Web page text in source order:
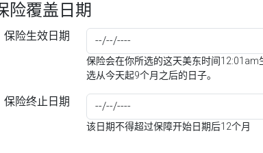
险覆盖日期
保险生效日期
保险会在你所选的这天美东时间12:01am
选从今天起9个月之后的日子。
保险终止日期
该日期不得超过保障开始日期后12个月